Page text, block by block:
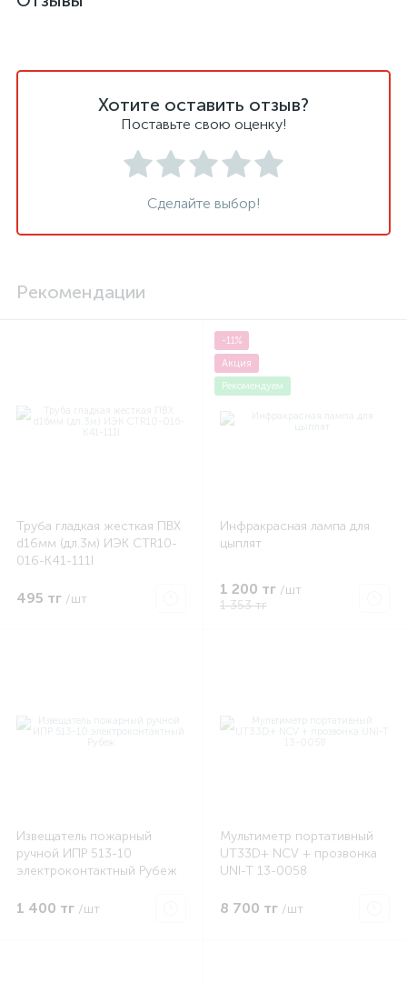
Хотите оставить отзыв?
Поставьте свою оценку!
Сделайте выбор!
Рекомендации
Труба гладкая жесткая ПВХ
d16мм (дл.3м) ИЭК CTR10-
016-K41-111I
495 тг /шт
-11%
Акция
Рекомендуем
Инфракрасная лампа для
цыплят
1 200 тг /шт
1 353 тг
Извещатель пожарный
ручной ИПР 513-10
электроконтактный Рубеж
1 400 тг /шт
Мультиметр портативный
UT33D+ NCV + прозвонка
UNI-T 13-0058
8 700 тг /шт